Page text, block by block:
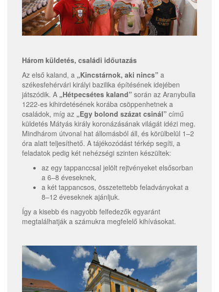
Három küldetés, családi időutazás
Az első kaland, a „Kincstárnok, aki nincs” a
székesfehérvári királyi bazilika építésének idejében
játszódik. A „Hétpecsétes kaland” során az Aranybulla
1222-es kihirdetésének korába csöppenhetnek a
családok, míg az „Egy bolond százat csinál” című
küldetés Mátyás király koronázásának világát idézi meg.
Mindhárom útvonal hat állomásból áll, és körülbelül 1–2
óra alatt teljesíthető. A tájékozódást térkép segíti, a
feladatok pedig két nehézségi szinten készültek:
az egy tappanccsal jelölt rejtvényeket elsősorban
a 6–8 éveseknek,
a két tappancsos, összetettebb feladványokat a
8–12 éveseknek ajánljuk.
Így a kisebb és nagyobb felfedezők egyaránt
megtalálhatják a számukra megfelelő kihívásokat.